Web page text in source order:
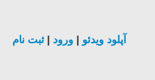
آپلود ویدئو ورود |ثبت نام